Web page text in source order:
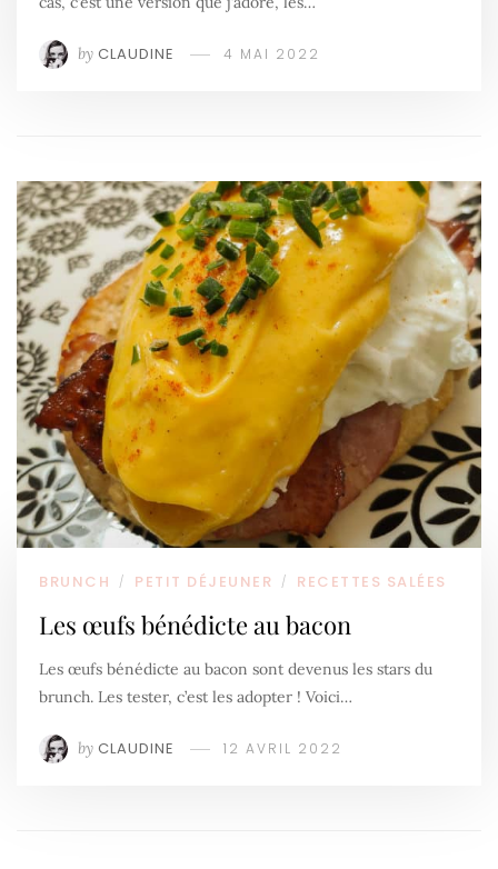
by CLAUDINE 4 MAI 2022
BRUNCH / PETIT DÉJEUNER / RECETTES SALÉES
Les œufs bénédicte au bacon
Les œufs bénédicte au bacon sont devenus les stars du
brunch. Les tester, c’est les adopter ! Voici…
by CLAUDINE 12 AVRIL 2022